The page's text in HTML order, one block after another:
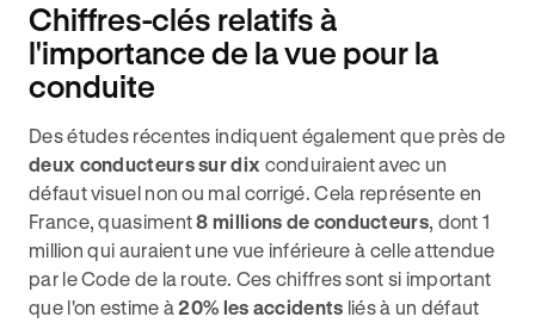
Chiffres-clés relatifs à
l'importance de la vue pour la
conduite
Des études récentes indiquent également que près de
deux conducteurs sur dix conduiraient avec un
défaut visuel non ou mal corrigé. Cela représente en
France, quasiment8 millions de conducteurs, dont 1
million qui auraient une vue inférieure à celle attendue
par le Code de la route. Ces chiffres sont si important
que l'on estime à 20% les accidents liés à un défaut